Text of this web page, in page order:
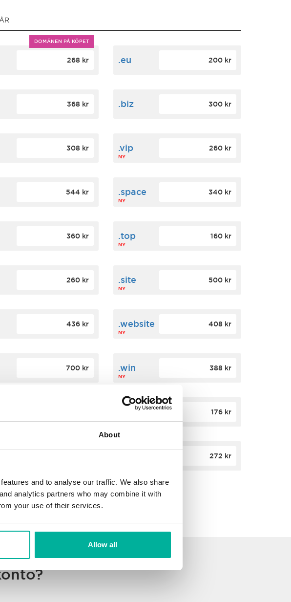
About
and to analyse our traffic. We also share
analytics partners who may combine it with
your use of their services.
Allow all
DOMÄNEN PÅ KÖPET
268 kr .eu 200 kr
368 kr .biz 300 kr
308 kr .vip
NY
260 kr
544 kr .space
NY
340 kr
360 kr .top
NY
160 kr
260 kr .site
NY
500 kr
436 kr .website
NY
408 kr
700 kr .win
NY
388 kr
.click
NY
176 kr
272 kr